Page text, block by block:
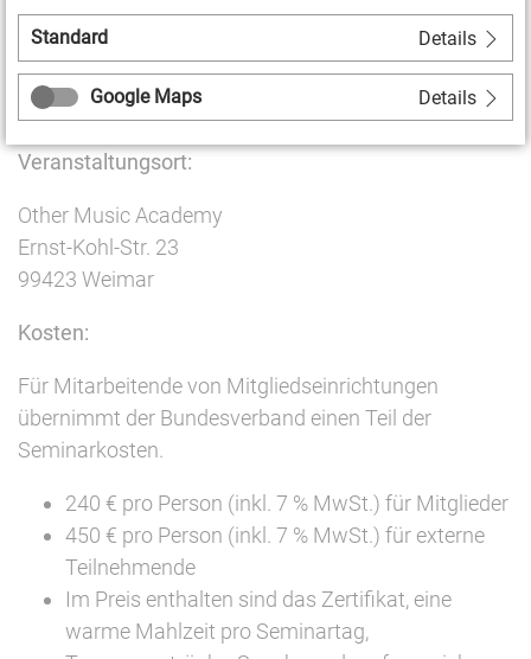
Termin (zweitägig):
Mittwoch, 16. September: 08:30 bis 16:30 Uhr
Donnerstag, 17. September: 08:30 bis 15:30 Uhr
Veranstaltungsort:
Other Music Academy
Ernst-Kohl-Str. 23
99423 Weimar
Kosten:
Für Mitarbeitende von Mitgliedseinrichtungen
übernimmt der Bundesverband einen Teil der
Seminarkosten.
240 € pro Person (inkl. 7 % MwSt.) für Mitglieder
450 € pro Person (inkl. 7 % MwSt.) für externe
Teilnehmende
Im Preis enthalten sind das Zertifikat, eine
warme Mahlzeit pro Seminartag,
Standard Details
Google Maps Details